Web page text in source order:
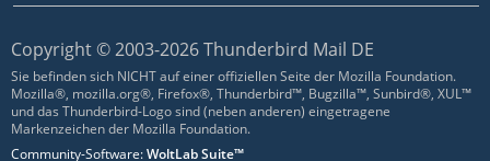
Copyright © 2003-2026 Thunderbird Mail DE
Sie befinden sich NICHT auf einer offiziellen Seite der Mozilla Foundation.
Mozilla®, mozilla.org®, Firefox®, Thunderbird™, Bugzilla™, Sunbird®, XUL™
und das Thunderbird-Logo sind (neben anderen) eingetragene
Markenzeichen der Mozilla Foundation.
Community-Software:WoltLab Suite™